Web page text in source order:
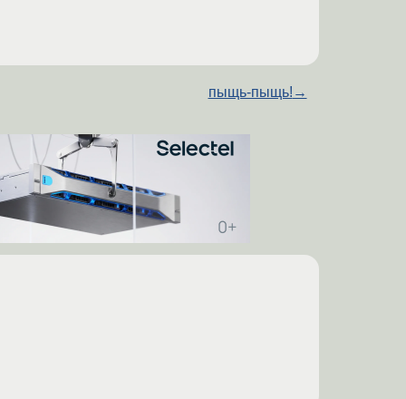
пыщь-пыщь! →